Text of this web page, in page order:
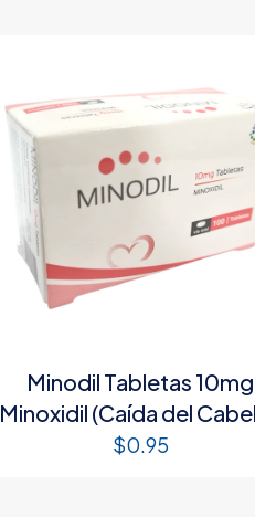
Minodil Tabletas 10mg
Minoxidil (Caída del
$0.95